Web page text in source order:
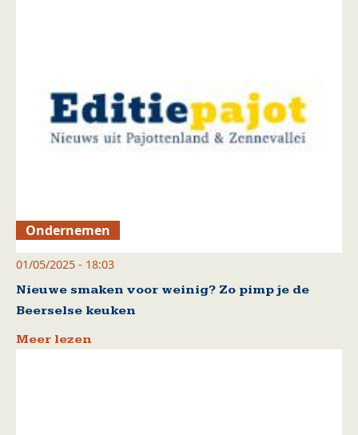
Ondernemen
01/05/2025 - 18:03
Nieuwe smaken voor weinig? Zo pimp je de
Beerselse keuken
Meer lezen